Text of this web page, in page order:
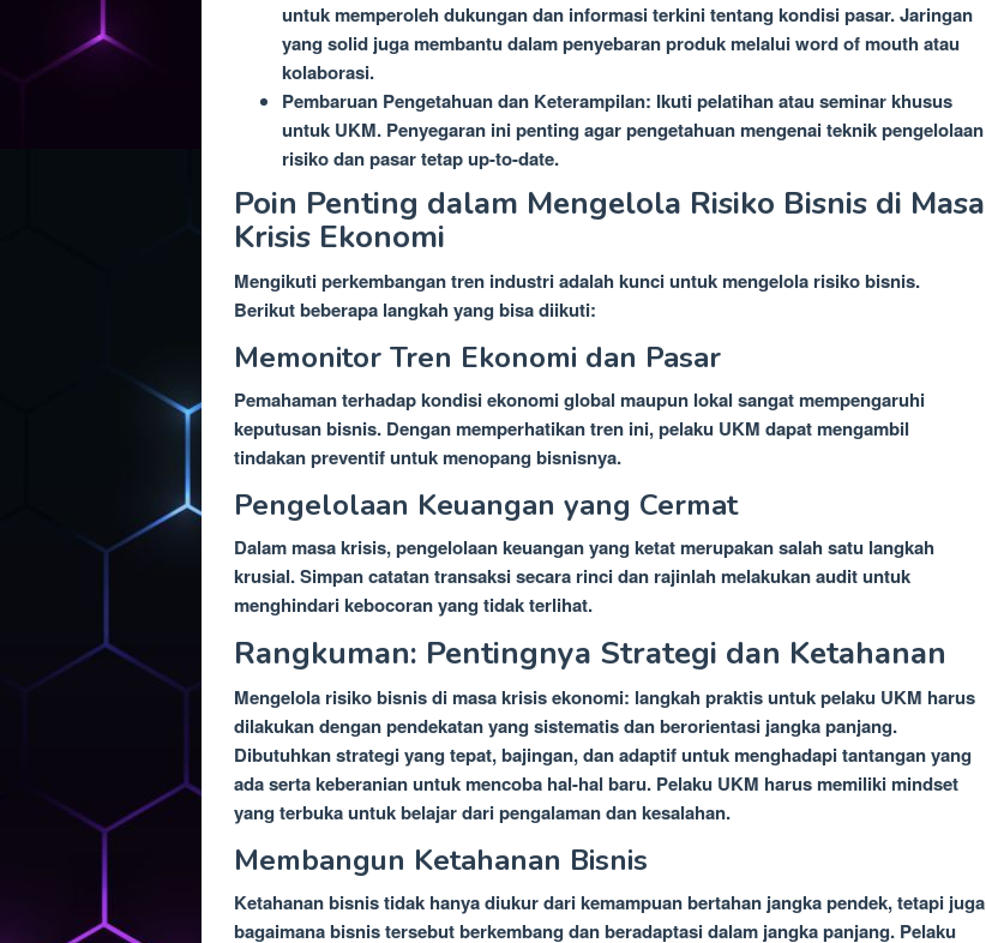
untuk memperoleh dukungan dan informasi terkini tentang kondisi pasar. Jaringan
yang solid juga membantu dalam penyebaran produk melalui word of mouth atau
kolaborasi.
Pembaruan Pengetahuan dan Keterampilan: Ikuti pelatihan atau seminar khusus
untuk UKM. Penyegaran ini penting agar pengetahuan mengenai teknik pengelolaan
risiko dan pasar tetap up-to-date.
Poin Penting dalam Mengelola Risiko Bisnis di Masa
Krisis Ekonomi
Mengikuti perkembangan tren industri adalah kunci untuk mengelola risiko bisnis.
Berikut beberapa langkah yang bisa diikuti:
Memonitor Tren Ekonomi dan Pasar
Pemahaman terhadap kondisi ekonomi global maupun lokal sangat mempengaruhi
keputusan bisnis. Dengan memperhatikan tren ini, pelaku UKM dapat mengambil
tindakan preventif untuk menopang bisnisnya.
Pengelolaan Keuangan yang Cermat
Dalam masa krisis, pengelolaan keuangan yang ketat merupakan salah satu langkah
krusial. Simpan catatan transaksi secara rinci dan rajinlah melakukan audit untuk
menghindari kebocoran yang tidak terlihat.
Rangkuman: Pentingnya Strategi dan Ketahanan
Mengelola risiko bisnis di masa krisis ekonomi: langkah praktis untuk pelaku UKM harus
dilakukan dengan pendekatan yang sistematis dan berorientasi jangka panjang.
Dibutuhkan strategi yang tepat, bajingan, dan adaptif untuk menghadapi tantangan yang
ada serta keberanian untuk mencoba hal-hal baru. Pelaku UKM harus memiliki mindset
yang terbuka untuk belajar dari pengalaman dan kesalahan.
Membangun Ketahanan Bisnis
Ketahanan bisnis tidak hanya diukur dari kemampuan bertahan jangka pendek, tetapi juga
bagaimana bisnis tersebut berkembang dan beradaptasi dalam jangka panjang. Pelaku